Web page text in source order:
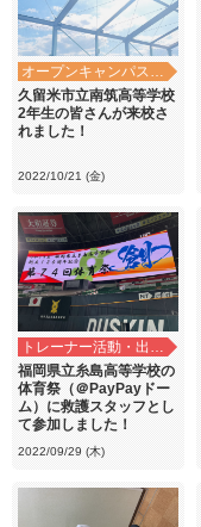
オープンキャンパス・学校見学
久留米市立南筑高等学校
2年生の皆さんが来校さ
れました！
2022/10/21 (金)
トレーナー活動・出前講義
福岡県立糸島高等学校の
体育祭（＠PayPayドー
ム）に救護スタッフとし
て参加しました！
2022/09/29 (木)